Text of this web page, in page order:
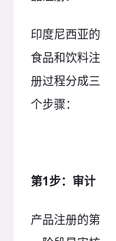
印度尼西亚的
食品和饮料注
册过程分成三
个步骤：
第1步：审计
产品注册的第